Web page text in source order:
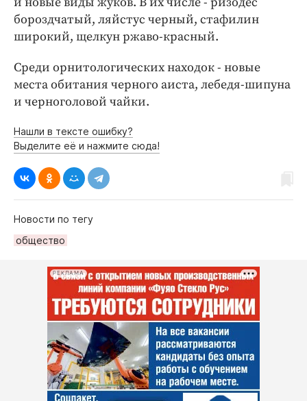
бороздчатый, ляйстус черный, стафилин
широкий, щелкун ржаво-красный.
Среди орнитологических находок - новые
места обитания черного аиста, лебедя-шипуна
и черноголовой чайки.
Нашли в тексте ошибку?
Выделите её и нажмите сюда!
Новости по тегу
общество
РЕКЛАМА